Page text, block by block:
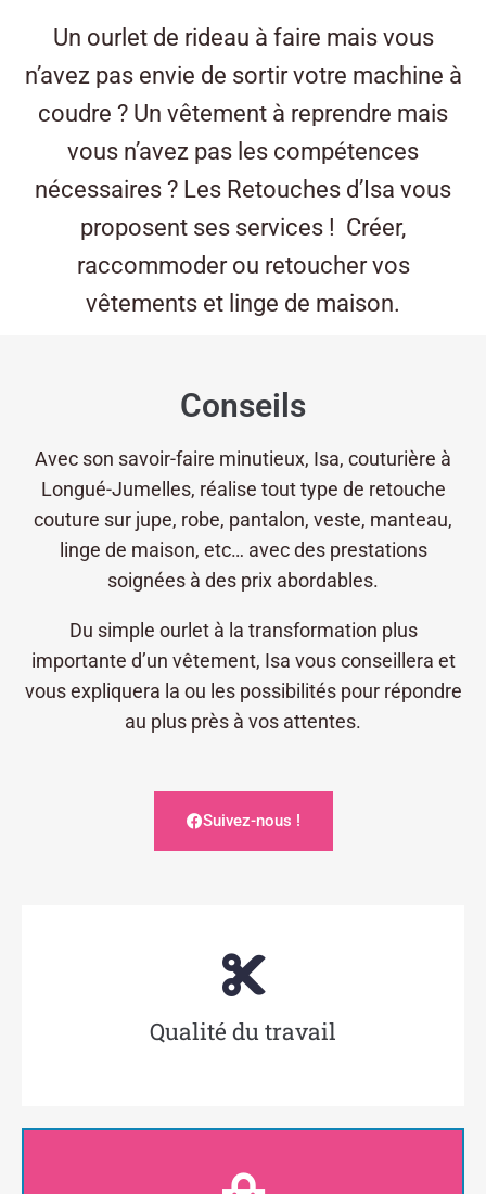
Un ourlet de rideau à faire mais vous
n’avez pas envie de sortir votre machine à
coudre ? Un vêtement à reprendre mais
vous n’avez pas les compétences
nécessaires ? Les Retouches d’Isa vous
proposent ses services ! Créer,
raccommoder ou retoucher vos
vêtements et linge de maison.
Conseils
Avec son savoir-faire minutieux, Isa, couturière à
Longué-Jumelles, réalise tout type de retouche
couture sur jupe, robe, pantalon, veste, manteau,
linge de maison, etc… avec des prestations
soignées à des prix abordables.
Du simple ourlet à la transformation plus
importante d’un vêtement, Isa vous conseillera et
vous expliquera la ou les possibilités pour répondre
au plus près à vos attentes.
Suivez-nous !
Qualité du travail